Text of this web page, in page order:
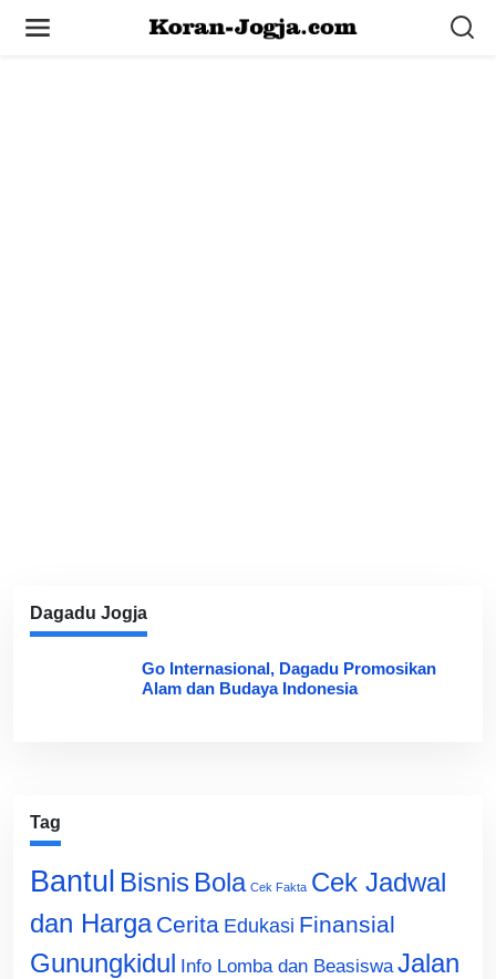
Dagadu Jogja
Go Internasional, Dagadu Promosikan
Alam dan Budaya Indonesia
Tag
Bantul Bisnis Bola Cek Fakta Cek Jadwal
dan Harga Cerita Edukasi Finansial
Gunungkidul Info Lomba dan Beasiswa Jalan